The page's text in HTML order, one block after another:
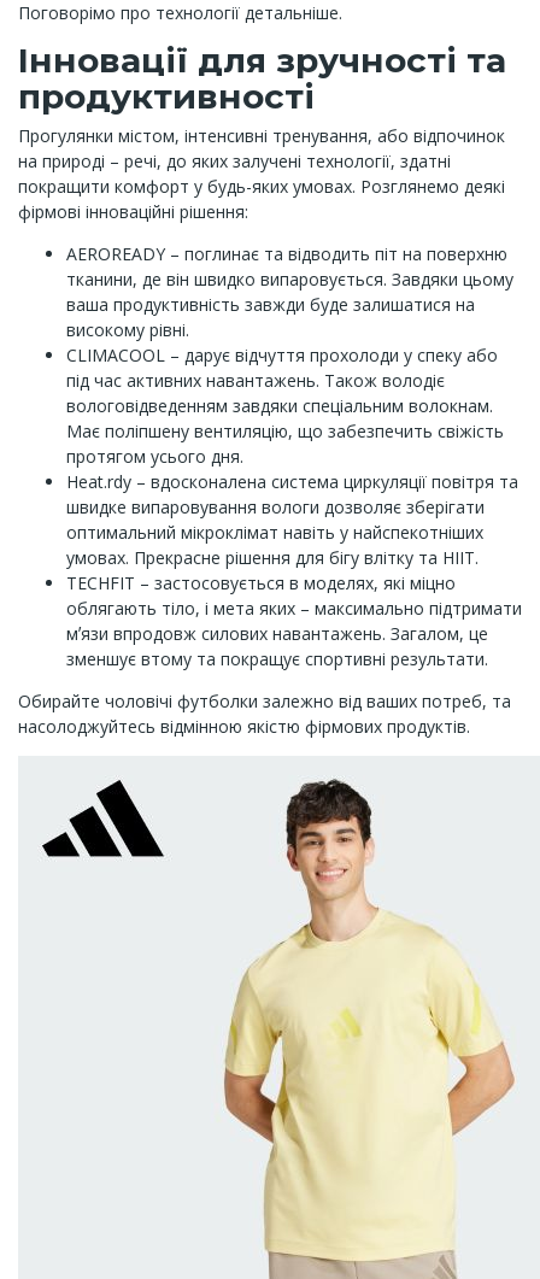
Поговорімо про технології детальніше.
Інновації для зручності та
продуктивності
Прогулянки містом, інтенсивні тренування, або відпочинок
на природі – речі, до яких залучені технології, здатні
покращити комфорт у будь-яких умовах. Розглянемо деякі
фірмові інноваційні рішення:
AEROREADY – поглинає та відводить піт на поверхню
тканини, де він швидко випаровується. Завдяки цьому
ваша продуктивність завжди буде залишатися на
високому рівні.
CLIMACOOL – дарує відчуття прохолоди у спеку або
під час активних навантажень. Також володіє
вологовідведенням завдяки спеціальним волокнам.
Має поліпшену вентиляцію, що забезпечить свіжість
протягом усього дня.
Heat.rdy – вдосконалена система циркуляції повітря та
швидке випаровування вологи дозволяє зберігати
оптимальний мікроклімат навіть у найспекотніших
умовах. Прекрасне рішення для бігу влітку та HIIT.
TECHFIT – застосовується в моделях, які міцно
облягають тіло, і мета яких – максимально підтримати
мʼязи впродовж силових навантажень. Загалом, це
зменшує втому та покращує спортивні результати.
Обирайте чоловічі футболки залежно від ваших потреб, та
насолоджуйтесь відмінною якістю фірмових продуктів.